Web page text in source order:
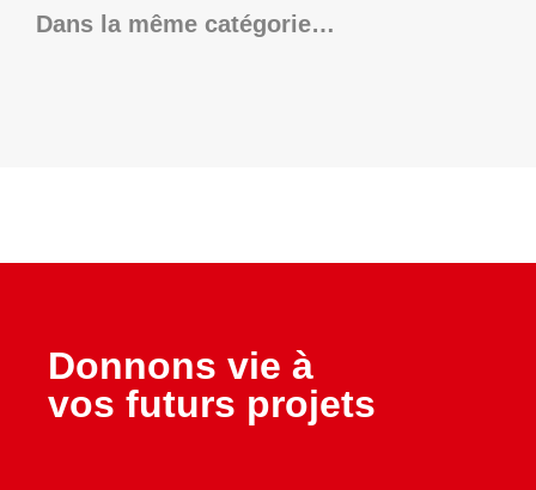
Dans la même catégorie…
Donnons vie à
vos futurs projets